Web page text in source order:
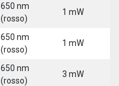
650 nm
(rosso)
1 mW
650 nm
(rosso)
1 mW
650 nm
(rosso)
3 mW